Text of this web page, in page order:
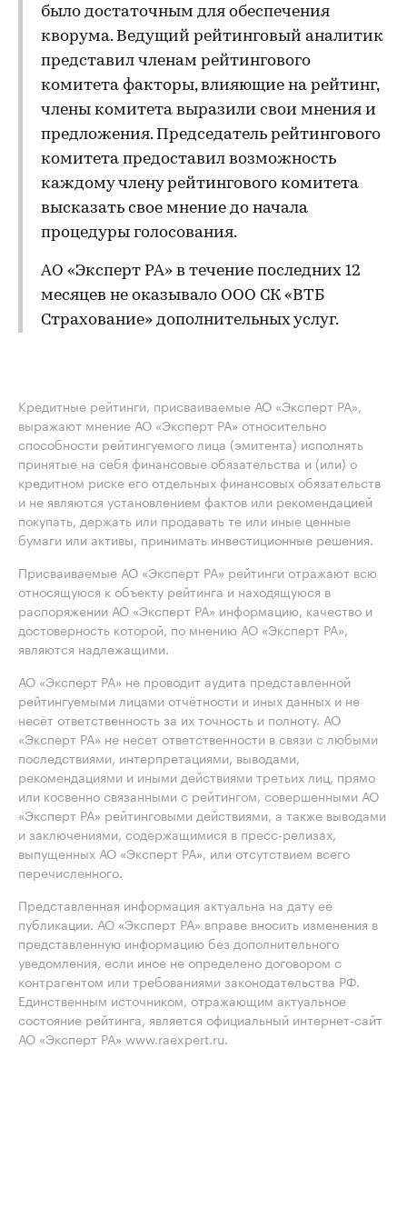
было достаточным для обеспечения
кворума. Ведущий рейтинговый аналитик
представил членам рейтингового
комитета факторы, влияющие на рейтинг,
члены комитета выразили свои мнения и
предложения. Председатель рейтингового
комитета предоставил возможность
каждому члену рейтингового комитета
высказать свое мнение до начала
процедуры голосования.
АО «Эксперт РА» в течение последних 12
месяцев не оказывало ООО СК «ВТБ
Страхование» дополнительных услуг.
Кредитные рейтинги, присваиваемые АО «Эксперт РА»,
выражают мнение АО «Эксперт РА» относительно
способности рейтингуемого лица (эмитента) исполнять
принятые на себя финансовые обязательства и (или) о
кредитном риске его отдельных финансовых обязательств
и не являются установлением фактов или рекомендацией
покупать, держать или продавать те или иные ценные
бумаги или активы, принимать инвестиционные решения.
Присваиваемые АО «Эксперт РА» рейтинги отражают всю
относящуюся к объекту рейтинга и находящуюся в
распоряжении АО «Эксперт РА» информацию, качество и
достоверность которой, по мнению АО «Эксперт РА»,
являются надлежащими.
АО «Эксперт РА» не проводит аудита представленной
рейтингуемыми лицами отчётности и иных данных и не
несёт ответственность за их точность и полноту. АО
«Эксперт РА» не несет ответственности в связи с любыми
последствиями, интерпретациями, выводами,
рекомендациями и иными действиями третьих лиц, прямо
или косвенно связанными с рейтингом, совершенными АО
«Эксперт РА» рейтинговыми действиями, а также выводами
и заключениями, содержащимися в пресс-релизах,
выпущенных АО «Эксперт РА», или отсутствием всего
перечисленного.
Представленная информация актуальна на дату её
публикации. АО «Эксперт РА» вправе вносить изменения в
представленную информацию без дополнительного
уведомления, если иное не определено договором с
контрагентом или требованиями законодательства РФ.
Единственным источником, отражающим актуальное
состояние рейтинга, является официальный интернет-сайт
АО «Эксперт РА» www.raexpert.ru.